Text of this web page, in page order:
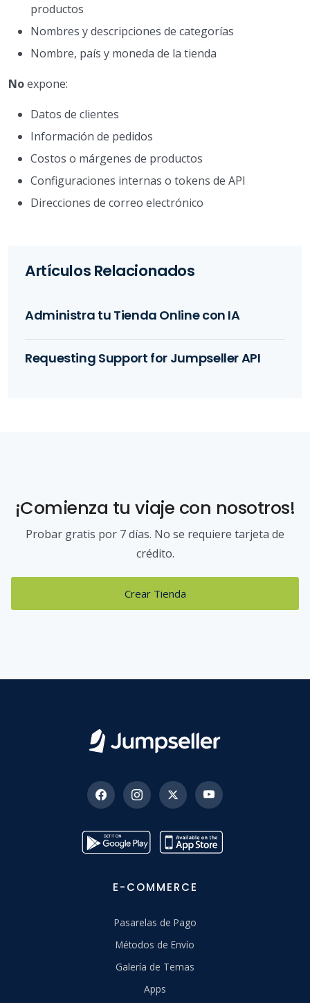
productos
Nombres y descripciones de categorías
Nombre, país y moneda de la tienda
Noexpone:
Datos de clientes
Información de pedidos
Costos o márgenes de productos
Configuraciones internas o tokens de API
Direcciones de correo electrónico
Artículos Relacionados
Administra tu Tienda Online con IA
Requesting Support for Jumpseller API
¡Comienza tu viaje con nosotros!
Probar gratis por 7 días. No se requiere tarjeta de
crédito.
Crear Tienda
E-COMMERCE
Pasarelas de Pago
Métodos de Envío
Galería de Temas
Apps